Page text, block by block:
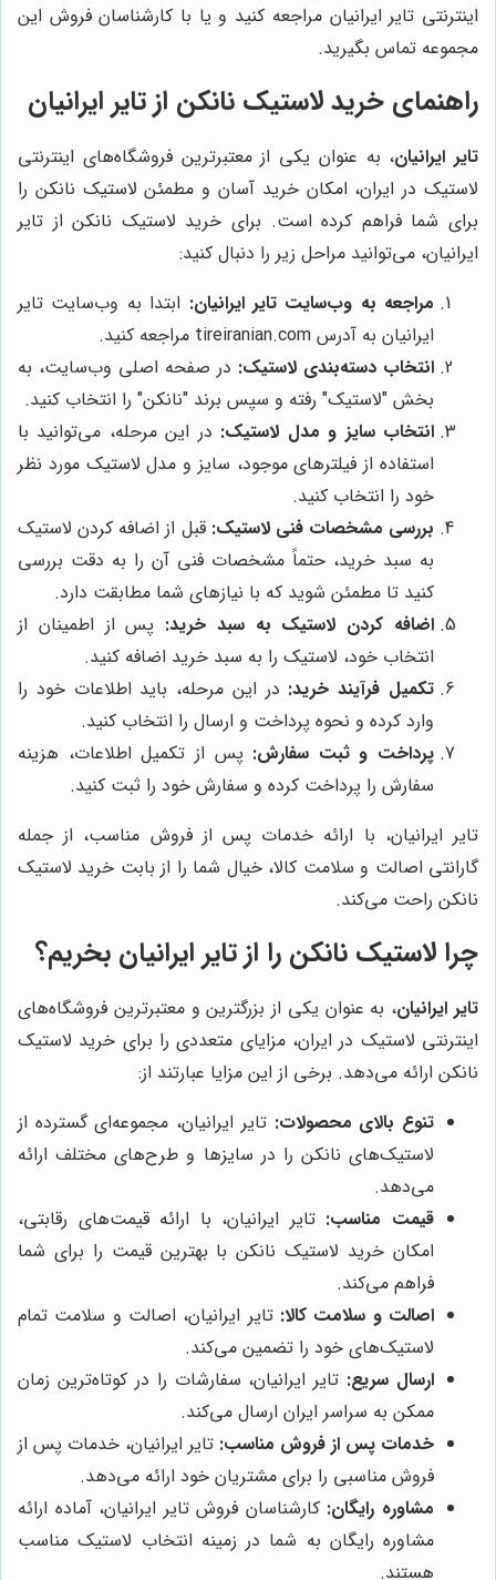
اینترنتی تایر ایرانیان مراجعه کنید و یا با کارشناسان فروش این
مجموعه تماس بگیرید.
راهنمای خرید لاستیک نانکن از تایر ایرانیان
تایر ایرانیان، به عنوان یکی از معتبرترین فروشگاه‌های اینترنتی
لاستیک در ایران، امکان خرید آسان و مطمئن لاستیک نانکن را
برای شما فراهم کرده است. برای خرید لاستیک نانکن از تایر
ایرانیان، می‌توانید مراحل زیر را دنبال کنید:
مراجعه به وب‌سایت تایر ایرانیان: ابتدا به وب‌سایت تایر
ایرانیان به آدرس tireiranian.com مراجعه کنید.
انتخاب دسته‌بندی لاستیک: در صفحه اصلی وب‌سایت، به
بخش "لاستیک" رفته و سپس برند "نانکن" را انتخاب کنید.
انتخاب سایز و مدل لاستیک: در این مرحله، می‌توانید با
استفاده از فیلترهای موجود، سایز و مدل لاستیک مورد نظر
خود را انتخاب کنید.
بررسی مشخصات فنی لاستیک: قبل از اضافه کردن لاستیک
به سبد خرید، حتماً مشخصات فنی آن را به دقت بررسی
کنید تا مطمئن شوید که با نیازهای شما مطابقت دارد.
اضافه کردن لاستیک به سبد خرید: پس از اطمینان از
انتخاب خود، لاستیک را به سبد خرید اضافه کنید.
تکمیل فرآیند خرید: در این مرحله، باید اطلاعات خود را
وارد کرده و نحوه پرداخت و ارسال را انتخاب کنید.
پرداخت و ثبت سفارش: پس از تکمیل اطلاعات، هزینه
سفارش را پرداخت کرده و سفارش خود را ثبت کنید.
تایر ایرانیان، با ارائه خدمات پس از فروش مناسب، از جمله
گارانتی اصالت و سلامت کالا، خیال شما را از بابت خرید لاستیک
نانکن راحت می‌کند.
چرا لاستیک نانکن را از تایر ایرانیان بخریم؟
تایر ایرانیان، به عنوان یکی از بزرگترین و معتبرترین فروشگاه‌های
اینترنتی لاستیک در ایران، مزایای متعددی را برای خرید لاستیک
نانکن ارائه می‌دهد. برخی از این مزایا عبارتند از:
تنوع بالای محصولات: تایر ایرانیان، مجموعه‌ای گسترده از
لاستیک‌های نانکن را در سایزها و طرح‌های مختلف ارائه
می‌دهد.
قیمت مناسب: تایر ایرانیان، با ارائه قیمت‌های رقابتی،
امکان خرید لاستیک نانکن با بهترین قیمت را برای شما
فراهم می‌کند.
اصالت و سلامت کالا: تایر ایرانیان، اصالت و سلامت تمام
لاستیک‌های خود را تضمین می‌کند.
ارسال سریع: تایر ایرانیان، سفارشات را در کوتاه‌ترین زمان
ممکن به سراسر ایران ارسال می‌کند.
خدمات پس از فروش مناسب: تایر ایرانیان، خدمات پس از
فروش مناسبی را برای مشتریان خود ارائه می‌دهد.
مشاوره رایگان: کارشناسان فروش تایر ایرانیان، آماده ارائه
مشاوره رایگان به شما در زمینه انتخاب لاستیک مناسب
هستند.